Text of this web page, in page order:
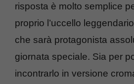
risposta è molto semplice
proprio l’uccello
che sarà protagonista
giornata speciale. Sia per
incontrarlo in versione